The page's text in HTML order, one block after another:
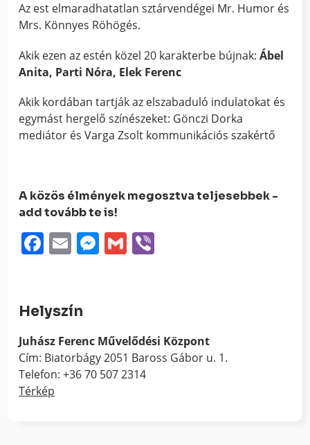
Az est elmaradhatatlan sztárvendégei Mr. Humor és
Mrs. Könnyes Röhögés.
Akik ezen az estén közel 20 karakterbe bújnak:Ábel
Anita, Parti Nóra, Elek Ferenc
Akik kordában tartják az elszabaduló indulatokat és
egymást hergelő színészeket: Gönczi Dorka
mediátor és Varga Zsolt kommunikációs szakértő
A közös élmények megosztva teljesebbek -
add tovább te is!
Facebook
EmailMessenger
Gmail
Helyszín
Juhász Ferenc Művelődési Központ
Cím: Biatorbágy 2051 Baross Gábor u. 1.
Telefon: +36 70 507 2314
Térkép